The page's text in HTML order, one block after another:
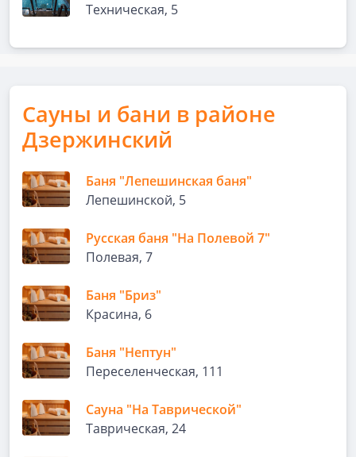
Техническая, 5
Сауны и бани в районе
Дзержинский
Баня "Лепешинская баня"
Лепешинской, 5
Русская баня "На Полевой 7"
Полевая, 7
Баня "Бриз"
Красина, 6
Баня "Нептун"
Переселенческая, 111
Сауна "На Таврической"
Таврическая, 24